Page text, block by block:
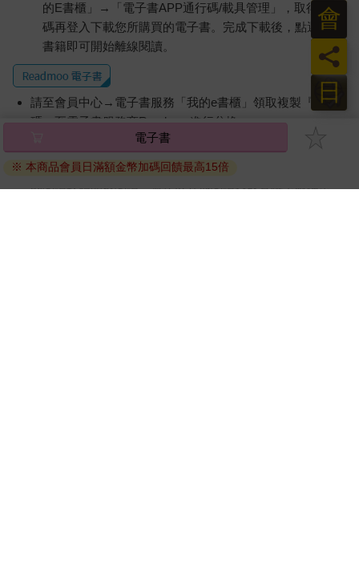
的E書櫃」→「電子書APP通行碼/載具管理」，取得通行
碼再登入下載您所購買的電子書。完成下載後，點選任一
書籍即可開始離線閱讀。
請至會員中心→電子書服務「我的e書櫃」領取複製『兌換
碼』至電子書服務商Readmoo進行兌換。
退換貨須知：
因版權保護，您在金石堂所購買的電子書僅能以金石堂專屬
的閱讀軟體開啟閱讀，無法以其他閱讀器或直接下載檔案。
電子書
※ 本商品會員日滿額金幣加碼回饋最高15倍
日
員
會